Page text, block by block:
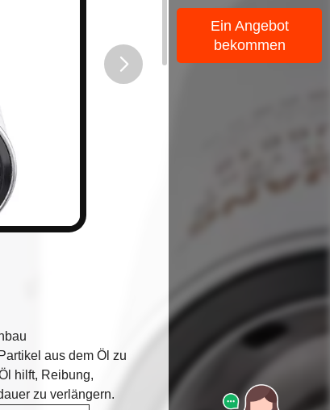
aus dem Öl zu
hilft, Reibung,
zu verlängern.
Ein Angebot
bekommen